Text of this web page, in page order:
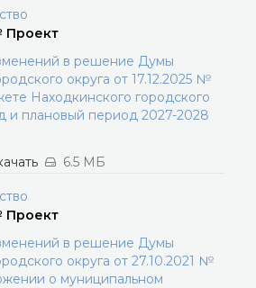
в решение Думы
округа от 17.12.2025 №
Находкинского городского
и плановый период 2027-2028
6.5 МБ
в решение Думы
округа от 27.10.2021 №
о муниципальном